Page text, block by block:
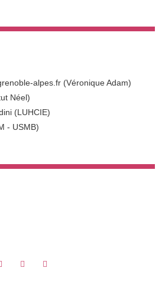
alpes.fr (Véronique Adam)
Néel)
(LUHCIE)
- USMB)
Partager sur Facebook
Partager sur LinkedIn